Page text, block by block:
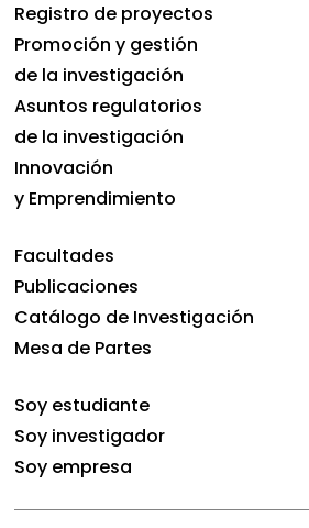
Registro de proyectos
Promoción y gestión
de la investigación
Asuntos regulatorios
de la investigación
Innovación
y Emprendimiento
Facultades
Publicaciones
Catálogo de Investigación
Mesa de Partes
Soy estudiante
Soy investigador
Soy empresa